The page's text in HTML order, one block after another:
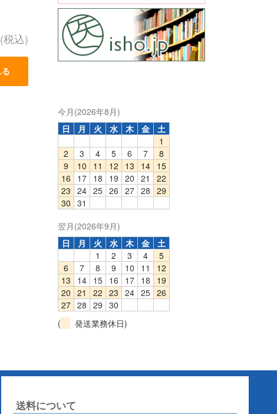
(税込)
今月(2026年8月)
日
月 火 水 木 金
土
1
2
3 4 5 6 7
8
9
10 11 12 13 14 15
16
17 18 19 20 21
22
23 24 25 26 27 28 29
30 31
翌月(2026年9月)
日
月 火 水 木 金
土
1
2 3 4
5
6
7 8 9 10 11
12
13
14 15 16 17 18
19
20 21 22 23 24 25 26
27 28 29 30
(
発送業務休日)
送料について